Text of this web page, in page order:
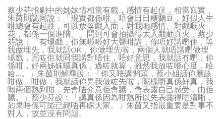
蔡少芬指劇中的姊妹情相當有戲，感情有起伏，相當寫實，
朱茵則認同說：「現實都係咁，唔會日日糖黐豆，好似人生
咁總會有起跌，可以放落戲入面，對我哋感情、對戲嘅火
花，都係一個進階。」問到可會拍攝得太入戲動真火，蔡少
芬說：「有場戲，佢無啦啦好大聲咁講，你唔好講嘢住，等
我做埋先，我就話OK，你做埋先啦，兩個人就唔講嘢做埋
場戲，完咗佢就同我講對唔住，唔好意思，我就話冇嘢，你
係咁，好兩姊妺囉真係，過咗就算，雖然我放咗喺心度，哈
哈...。」朱茵則解釋說：「你又唔講開頭，蔡小姐話你應該
咁做、咁做，我就話你畀我做咗先啦，呢樣嘢真係好真，我
哋兩個熟到咁，先會唔介意佢會嬲，會表露自己感受，由佢
嬲。」蔡少芬說：「講真係因為咁熟所以先表露得咁清晰，
如果唔係可能已經唔再睬大家。」朱茵又指最重要是對事不
對人，故並沒有問題。